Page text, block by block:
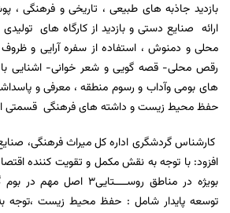
بازدید جاذبه های طبیعی ، تاریخی و فرهنگی ،
ارائه صنایع دستی و بازدید از کارگاه های تولیدی
محلی و دمنوش ، استفاده از سفره آرایی و
رقص محلی- قصه گویی و شعر خوانی- اشنایی
های بومی وآداب و رسوم منطقه ، معرفی و
حفظ محیط زیست و داشته های فرهنگی قسمتی
کارشناس گردشگری اداره کل میراث فرهنگی،
افزود: با توجه به نقش مکمل و تقویت کننده
بویژه در مناطق
توسعه پایدار شامل : حفظ محیط زیست ،توجه